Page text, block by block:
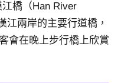
橋（Han River
江兩岸的主要行道橋，
會在晚上步行橋上欣賞